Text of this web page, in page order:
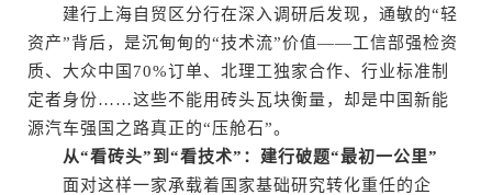
建行上海自贸区分行在深入调研后发现，通敏的“轻
资产”背后，是沉甸甸的“技术流”价值——工信部强检资
质、大众中国70%订单、北理工独家合作、行业标准制
定者身份……这些不能用砖头瓦块衡量，却是中国新能
源汽车强国之路真正的“压舱石”。
从“看砖头”到“看技术”：建行破题“最初一公里”
面对这样一家承载着国家基础研究转化重任的企